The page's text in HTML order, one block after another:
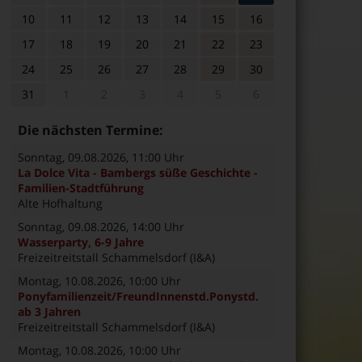
10
11 12 13 14 15
16
17
18 19 20 21 22
23
24
25 26 27 28 29
30
31
Die nächsten Termine:
Sonntag, 09.08.2026, 11:00 Uhr
La Dolce Vita - Bambergs süße Geschichte -
Familien-Stadtführung
Alte Hofhaltung
Sonntag, 09.08.2026, 14:00 Uhr
Wasserparty, 6-9 Jahre
Freizeitreitstall Schammelsdorf (I&A)
Montag, 10.08.2026, 10:00 Uhr
Ponyfamilienzeit/FreundInnenstd.Ponystd.
ab 3 Jahren
Freizeitreitstall Schammelsdorf (I&A)
Montag, 10.08.2026, 10:00 Uhr